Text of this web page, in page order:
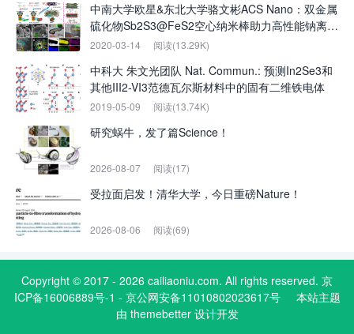
中南大学欧星&东北大学骆文彬ACS Nano：双金属
硫化物Sb2S3@FeS2空心纳米棒助力高性能钠离子
电池
2020-03-14 阅读(13.29K)
中科大 朱文光团队 Nat. Commun.: 预测In2Se3和
其他III2-VI3范德瓦尔斯材料中的固有二维铁电体
2019-05-09 阅读(13.74K)
研究蜗牛，发了篇Science！
2026-08-07 阅读(17)
受拉面启发！清华大学，今日重磅Nature！
2026-08-06 阅读(69)
Copyright © 2017 - 2026 cailiaoniu.com. All rights reserved. 京
ICP备16006889号-1 - 京公网安备11010802023617号
本站主题
由 themebetter设计开发